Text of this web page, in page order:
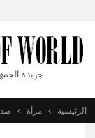
الرئيسية مرأة